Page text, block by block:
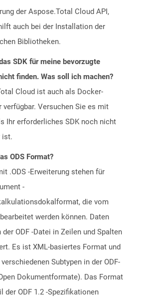
der Aspose.Total Cloud API,
auch bei der Installation der
Bibliotheken.
SDK für meine bevorzugte
finden. Was soll ich machen?
Cloud ist auch als Docker-
verfügbar. Versuchen Sie es mit
Ihr erforderliches SDK noch nicht
ist.
ODS Format?
.ODS -Erweiterung stehen für
-
die vom
werden können. Daten
der ODF -Datei in Zeilen und Spalten
Es ist XML-basiertes Format und
Subtypen in der ODF-
Dokumentformate). Das Format
der ODF 1.2 -Spezifikationen